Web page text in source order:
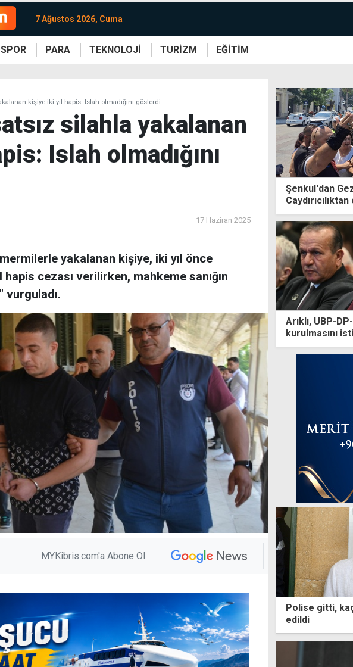
7 Ağustos 2026, Cuma
SPOR PARA TEKNOLOJİ TURİZM EĞİTİM
kişiye iki yıl hapis: Islah olmadığını gösterdi
silahla yakalanan
Islah olmadığını
17 Haziran 2025
yakalanan kişiye, iki yıl önce
cezası verilirken, mahkeme sanığın
vurguladı.
MYKibris.com'a Abone Ol
Şenkul'dan
Arıklı, UBP-
kurulmasını
Polise gitti,
edildi